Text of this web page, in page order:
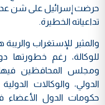
حرضت إسرائيل على شن
تداعياته الخطيرة.
والمثير للإستغراب
للوكالة، رغم خطورتها
ومجلس المحافظين
الدولي، والوكالات
حكومات الدول الأعضاء